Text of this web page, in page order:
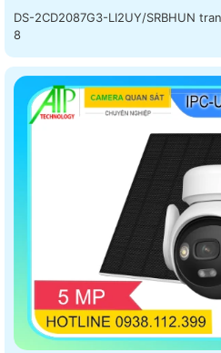
DS-2CD2087G3-LI2UY/SRBHUN
8